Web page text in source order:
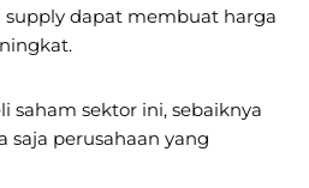
dapat membuat harga
saham sektor ini, sebaiknya
saja perusahaan yang